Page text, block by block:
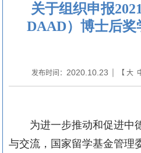
关于组织申报
DAAD）博士后奖
发布时间： 2020.10.23 | 【 大
为进一步推动和促进中
与交流，国家留学基金管理